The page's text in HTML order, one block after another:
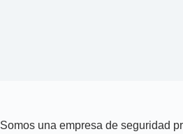
Somos una empresa de seguridad